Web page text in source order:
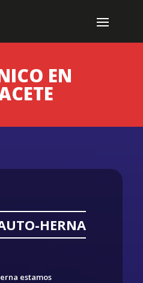
EN
HERNA
estamos